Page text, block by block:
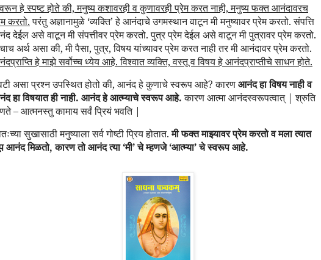
हे स्पष्ट होते की, मनुष्य कशावरही व कुणावरही प्रेम करत नाही, मनुष्य फक्त आनंदावरच
करतो.परंतु अज्ञानामुळे ‘व्यक्ति’ हे आनंदाचे उगमस्थान वाटून मी मनुष्यावर प्रेम करतो. संपत्ति
देईल असे वाटून मी संपत्तीवर प्रेम करतो. पुत्र प्रेम देईल असे वाटून मी पुत्रावर प्रेम करतो.
अर्थ असा की, मी पैसा, पुत्र, विषय यांच्यावर प्रेम करत नाही तर मी आनंदावर प्रेम करतो.
हे माझे सर्वोच्च ध्येय आहे. विश्वात व्यक्ति, वस्तू व विषय हे आनंदप्राप्तीचे साधन होते.
असा प्रश्न उपस्थित होतो की, आनंद हे कुणाचे स्वरूप आहे? कारणआनंद हा विषय नाही व
हा विषयात ही नाही. आनंद हे आत्म्याचे स्वरूप आहे.कारण आत्मा आनंदस्वरूपत्वात्| श्रुति
– आत्मनस्तु कामाय सर्वं प्रियं भवति |
सुखासाठी मनुष्याला सर्व गोष्टी प्रिय होतात.मी फक्त माझ्यावर प्रेम करतो व मला त्यात
आनंद मिळतो, कारण तो आनंद त्या ‘मी’ चे म्हणजे ‘आत्म्या’ चे स्वरूप आहे.